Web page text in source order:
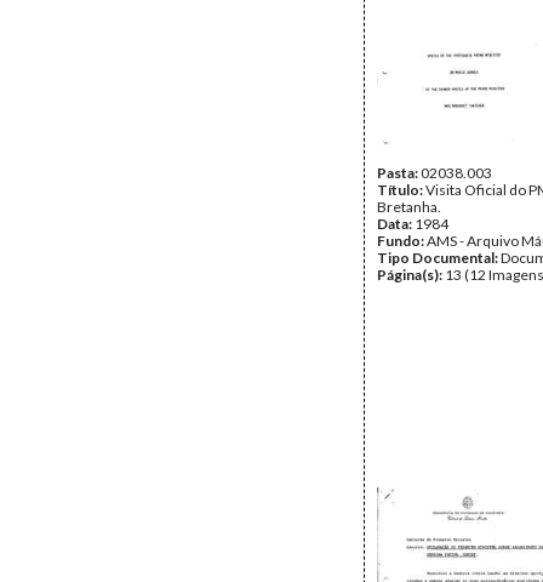
Pasta:02038.003
Título:Visita Oficial do
Bretanha.
Data: 1984
Fundo:AMS - Arquivo
Tipo Documental:
Página(s): 13 (12